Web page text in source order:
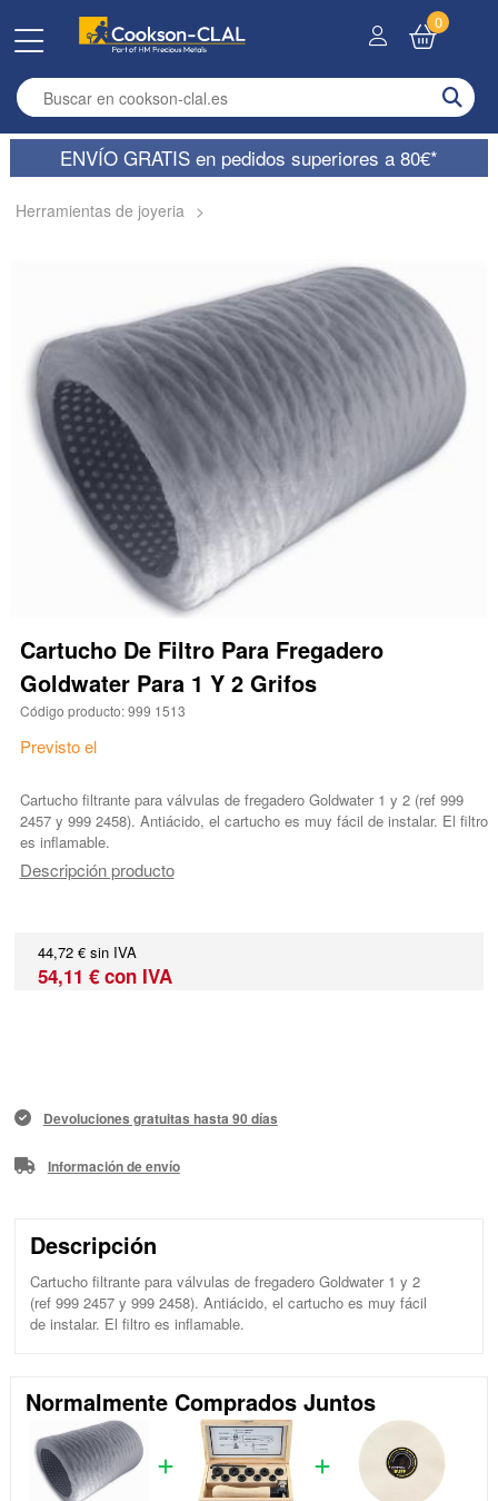
Enter search term
0
ENVÍO GRATIS en pedidos superiores a 80€*
Herramientas de joyeria >
Cartucho De Filtro Para Fregadero
Goldwater Para 1 Y 2 Grifos
Código producto: 999 1513
Previsto el
Cartucho filtrante para válvulas de fregadero Goldwater 1 y 2 (ref 999
2457 y 999 2458). Antiácido, el cartucho es muy fácil de instalar. El filtro
es inflamable.
Descripción producto
44,72 € sin IVA
54,11 € con IVA
Devoluciones gratuitas hasta 90 días
Información de envío
Descripción
Cartucho filtrante para válvulas de fregadero Goldwater 1 y 2
(ref 999 2457 y 999 2458). Antiácido, el cartucho es muy fácil
de instalar. El filtro es inflamable.
Normalmente Comprados Juntos